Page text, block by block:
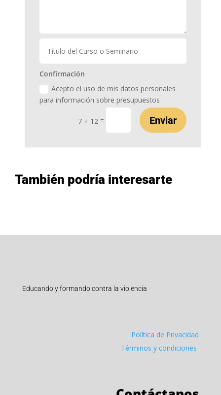
Confirmación
Acepto el uso de mis datos personales
para información sobre presupuestos
7 + 12 = Enviar
También podría interesarte
Educando y formando contra la violencia
Política de Privacidad
Términos y condiciones